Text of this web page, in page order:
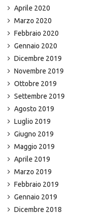
Aprile 2020
Marzo 2020
Febbraio 2020
Gennaio 2020
Dicembre 2019
Novembre 2019
Ottobre 2019
Settembre 2019
Agosto 2019
Luglio 2019
Giugno 2019
Maggio 2019
Aprile 2019
Marzo 2019
Febbraio 2019
Gennaio 2019
Dicembre 2018